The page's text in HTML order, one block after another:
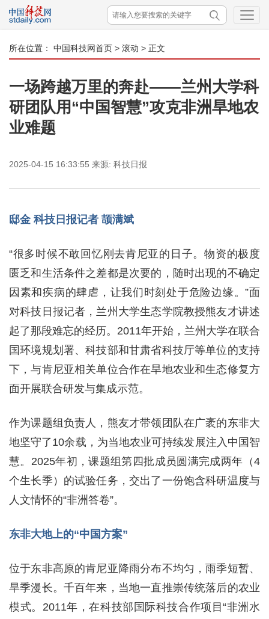
所在位置： 中国科技网首页 > 滚动 > 正文
一场跨越万里的奔赴——兰州大学科
研团队用“中国智慧”攻克非洲旱地农
业难题
2025-04-15 16:33:55 来源: 科技日报
邸金 科技日报记者 颉满斌
“很多时候不敢回忆刚去肯尼亚的日子。物资的极度
匮乏和生活条件之差都是次要的，随时出现的不确定
因素和疾病的肆虐，让我们时刻处于危险边缘。”面
对科技日报记者，兰州大学生态学院教授熊友才讲述
起了那段难忘的经历。2011年开始，兰州大学在联合
国环境规划署、科技部和甘肃省科技厅等单位的支持
下，与肯尼亚相关单位合作在旱地农业和生态修复方
面开展联合研发与集成示范。
作为课题组负责人，熊友才带领团队在广袤的东非大
地坚守了10余载，为当地农业可持续发展注入中国智
慧。2025年初，课题组第四批成员圆满完成两年（4
个生长季）的试验任务，交出了一份饱含科研温度与
人文情怀的“非洲答卷”。
东非大地上的“中国方案”
位于东非高原的肯尼亚降雨分布不均匀，雨季短暂、
旱季漫长。千百年来，当地一直推崇传统落后的农业
模式。2011年，在科技部国际科技合作项目“非洲水